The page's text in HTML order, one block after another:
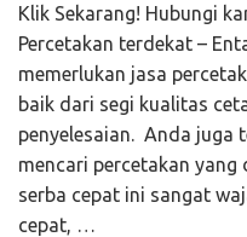
Klik Sekarang! Hubungi
Percetakan terdekat –
memerlukan jasa
baik dari segi kualitas
penyelesaian. Anda juga
mencari percetakan yang
serba cepat ini sangat
cepat, …